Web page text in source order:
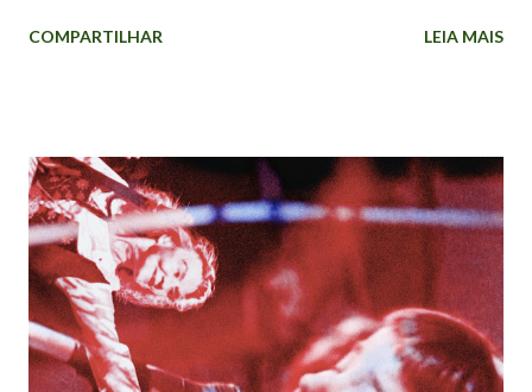
de Dezembro de 1989 . A divulgação do trabalho dela por
Army of Me One Day The Modern Things Venus as a Boy
You've Been Flirting Again Isobel Possibly Maybe I Go
Humble Big Time Sensuality Hyperballad Human Behaviour
The Anchor Song I Miss You Crying Violently Happy It's Oh
So Quiet. Em outubro de 1996, Björk finalmente
desembarcou no Brasil , com shows marcados em São Paulo
(12/10/96) e no Rio de Janeiro (13/10/96) , como parte do
COMPARTILHAR LEIA MAIS